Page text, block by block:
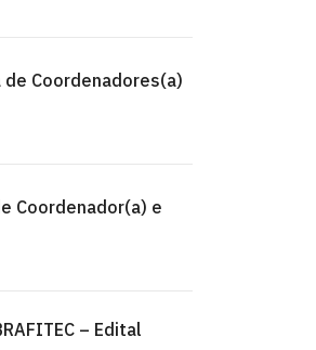
de Coordenadores(a)
Coordenador(a) e
– Edital